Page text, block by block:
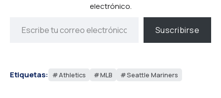
electrónico.
Suscribirse
Etiquetas: Athletics MLB Seattle Mariners